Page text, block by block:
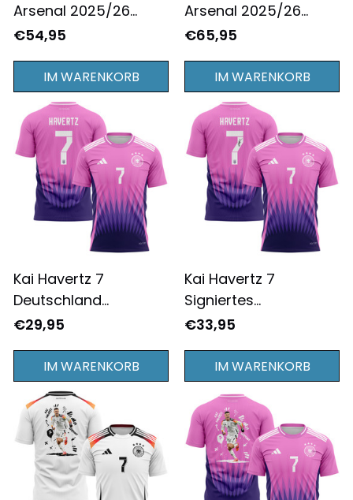
Arsenal 2025/26
Heimtrikot für Frauen
€54,95
IM WARENKORB
Arsenal 2025/26
Heimtrikot für Herren,
€65,95
IM WARENKORB
Kai Havertz 7
Deutschland
Nationalmannschaft
Auswärtstrikot T-shirt
Komplettdruck - Rosa
€29,95
IM WARENKORB
Kai Havertz 7
Signiertes
Deutschland
2024/25
Auswärtstrikot T-shirt
Komplettdruck - Rosa
€33,95
IM WARENKORB